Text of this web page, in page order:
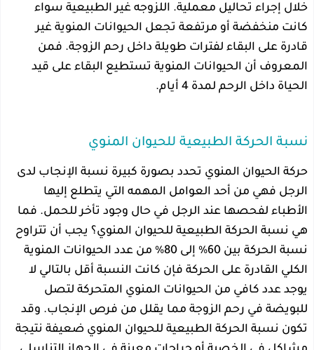
خلال إجراء تحاليل معملية. اللزوجه غير الطبيعية سواء
كانت منخفضة أو مرتفعة تجعل الحيوانات المنوية غير
قادرة على البقاء لفترات طويلة داخل رحم الزوجة. فمن
المعروف أن الحيوانات المنوية تستطيع البقاء على قيد
الحياة داخل الرحم لمدة 4 أيام.
نسبة الحركة الطبيعية للحيوان المنوي
حركة الحيوان المنوي تحدد بصورة كبيرة نسبة الإنجاب لدى
الرجل فهي من أحد العوامل المهمه التي يتطلع إليها
الأطباء لفحصها عند الرجل في حال وجود تأخر للحمل. فما
هي نسبة الحركة الطبيعية للحيوان المنوي؟ يجب أن تتراوح
نسبة الحركة بين 60% إلى 80% من عدد الحيوانات المنوية
الكلي القادرة على الحركة فإن كانت النسبة أقل بالتالي لا
يوجد عدد كافي من الحيوانات المنوي المتحركة لتصل
للبويضة في رحم الزوجة مما يقلل من فرص الإنجاب. وقد
تكون نسبة الحركة الطبيعية للحيوان المنوي ضعيفة نتيجة